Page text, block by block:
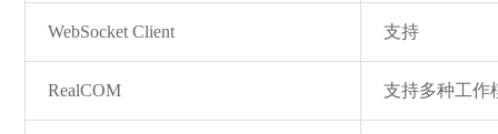
WebSocket Client 支持
RealCOM 支持多种工作